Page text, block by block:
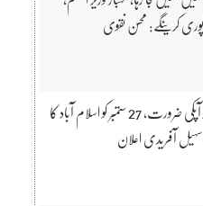
کرینگے: محسن نقوی
آپکے لیڈر کو آپکی ضرورت، 27 ستمبر کو اسلام آباد کا
آفریدی اعلان